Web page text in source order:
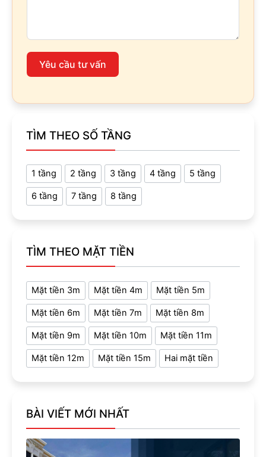
Yêu cầu tư vấn
TÌM THEO SỐ TẦNG
1 tầng 2 tầng 3 tầng 4 tầng 5 tầng
6 tầng 7 tầng 8 tầng
TÌM THEO MẶT TIỀN
Mặt tiền 3m Mặt tiền 4m Mặt tiền 5m
Mặt tiền 6m Mặt tiền 7m Mặt tiền 8m
Mặt tiền 9m Mặt tiền 10m Mặt tiền 11m
Mặt tiền 12m Mặt tiền 15m Hai mặt tiền
BÀI VIẾT MỚI NHẤT